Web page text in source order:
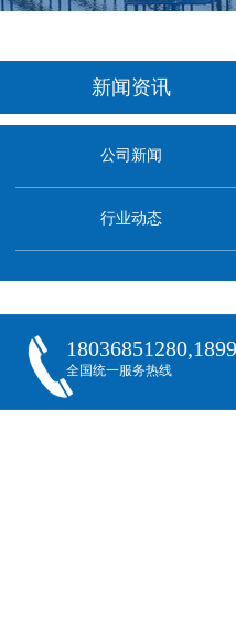
新闻资讯
公司新闻
行业动态
全国统一服务热线